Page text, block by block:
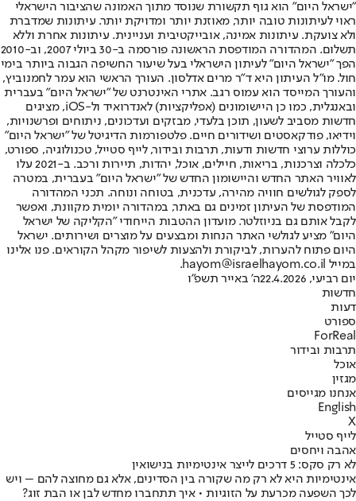
"ישראל היום" הוא גוף תקשורת שנוסד מתוך האמונה שהציבור הישראלי
ראוי לעיתונות טובה יותר, מאוזנת יותר ומדויקת יותר. עיתונות שמדברת
ולא צועקת. עיתונות אמינה, אובייקטיבית ועניינית. עיתונות אחרת וללא
תשלום. המהדורה המודפסת הראשונה פורסמה ב-30 ביולי 2007, וב-2010
הפך "ישראל היום" לעיתון הישראלי בעל שיעור החשיפה הגבוה ביותר בימי
חול. מו"ל העיתון היא ד"ר מרים אדלסון. העורך הראשי הוא עמר לחמנוביץ,
והעורך המייסד הוא עמוס רגב. אתרי האינטרנט של "ישראל היום" בעברית
ובאנגלית, כמו כן היישומונים (אפליקציות) לאנדרואיד ול-iOS, מציגים
חדשות מסביב לשעון, תוכן בלעדי, מבזקים ועדכונים, ניתוחים ופרשנויות,
וידיאו, פודקאסטים ושידורים חיים. פלטפורמות הדיגיטל של "ישראל היום"
כוללות ערוצי חדשות ודעות, תרבות ובידור, לייף סטייל, טכנולוגיה, ספורט,
כלכלה וצרכנות, בריאות, חיילים, אוכל, יהדות, תיירות ורכב. ב-2021 עלו
לאוויר האתר החדש והיישומון החדש של "ישראל היום" בעברית, במטרה
לספק לגולשים חוויה מהירה, עדכנית, בטוחה ונוחה. תכני המהדורה
המודפסת של העיתון זמינים גם באתר, במהדורה יומית מקוונת, ואפשר
לקבל אותם גם בניוזלטר. מועדון ההטבות הייחודי "הקליקה של ישראל
היום" מציע לגולשי האתר הנחות ומבצעים על מוצרים ושירותים. ישראל
היום פתוח להערות, לביקורת ולהצעות לשיפור מקהל הקוראים. פנו אלינו
במייל hayom@israelhayom.co.il.
יום רביעי, 22.4.2026
ה' באייר תשפ"ו
חדשות
דעות
ספורט
ForReal
תרבות ובידור
אוכל
מגזין
אנחנו מגייסים
English
X
לייף סטייל
אהבה ויחסים
לא רק סקס: 5 דרכים לייצר אינטימיות בנישואין
אינטימיות היא לא רק מה שקורה בין הסדינים, אלא גם מחוצה להם – ויש
לכך השפעה מכרעת על הזוגיות • איך תתחברו מחדש לבן או הבת זוג?